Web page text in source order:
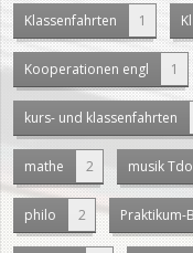
Klassenfahrten 1
Kooperationen engl 1
kurs- und klassenfahrten
mathe 2 musik
philo 2 Praktikum-